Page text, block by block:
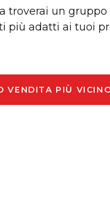
troverai un
più adatti ai tuoi
VENDITA PIÙ